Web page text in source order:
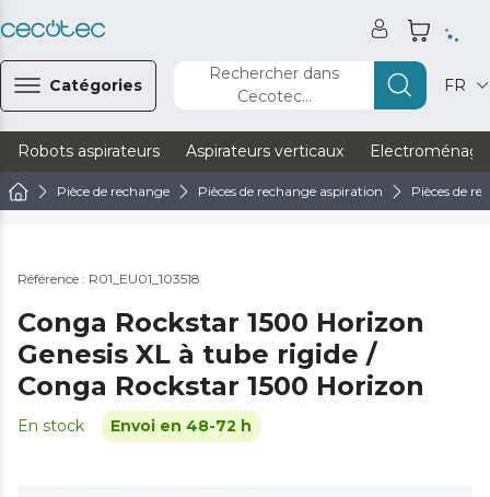
Catégories
Rechercher dans
Cecotec...
FR
Robots aspirateurs Aspirateurs verticaux
Pièce de rechange Pièces de rechange aspiration Pièces de
Référence : R01_EU01_103518
Conga Rockstar 1500 Horizon
Genesis XL à tube rigide /
Conga Rockstar 1500 Horizon
En stock Envoi en 48-72 h